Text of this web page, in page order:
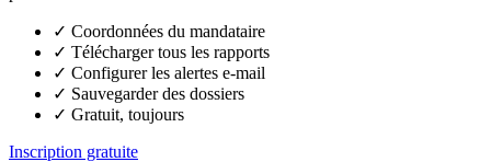
✓ Coordonnées du mandataire
✓ Télécharger tous les rapports
✓ Configurer les alertes e-mail
✓ Sauvegarder des dossiers
✓ Gratuit, toujours
Inscription gratuite